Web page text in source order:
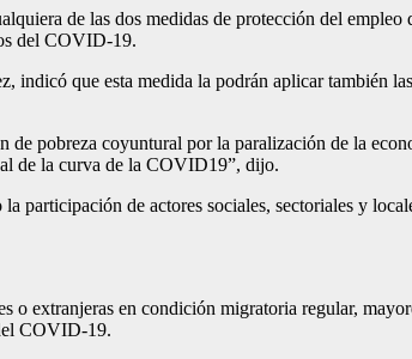
de las dos medidas de protección del
del COVID-19.
que esta medida la podrán aplicar también
pobreza coyuntural por la paralización de la
de la curva de la COVID19”, dijo.
de actores sociales, sectoriales y
extranjeras en condición migratoria regular,
COVID-19.